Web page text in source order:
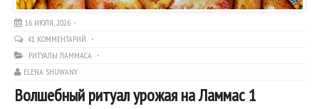
16 ИЮЛЯ, 2026
41 КОММЕНТАРИЙ
РИТУАЛЫ ЛАММАСА
ELENA SHUWANY
Волшебный ритуал урожая на Ламмас 1